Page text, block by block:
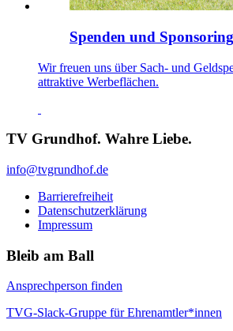
Spenden und Sponsoring
Wir freuen uns über Sach- und
attraktive Werbeflächen.
TV Grundhof. Wahre Liebe.
info@tvgrundhof.de
Barrierefreiheit
Datenschutzerklärung
Impressum
Bleib am Ball
Ansprechperson finden
TVG-Slack-Gruppe für Ehrenamtler*innen